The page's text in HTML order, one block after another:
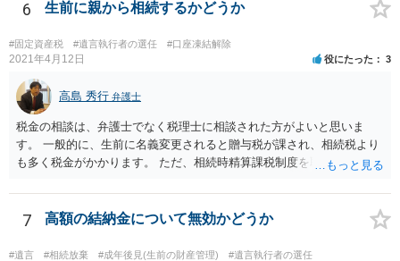
6 生前に親から相続するかどうか
#固定資産税 #遺言執行者の選任 #口座凍結解除
2021年4月12日 役にたった 3
高島 秀行 弁護士
税金の相談は、弁護士でなく税理士に相談された方がよいと思いま
す。 一般的に、生前に名義変更されると贈与税が課され、相続税より
も多く税金がかかります。 ただ、相続時精算課税制度を取れば、実質
ういう場合にどれくらい税金がかかるか計算してもらって どういう方
針を取るか決められたらよいと思います。
7 高額の結納金について無効かどうか
#遺言 #相続放棄 #成年後見(生前の財産管理) #遺言執行者の選任